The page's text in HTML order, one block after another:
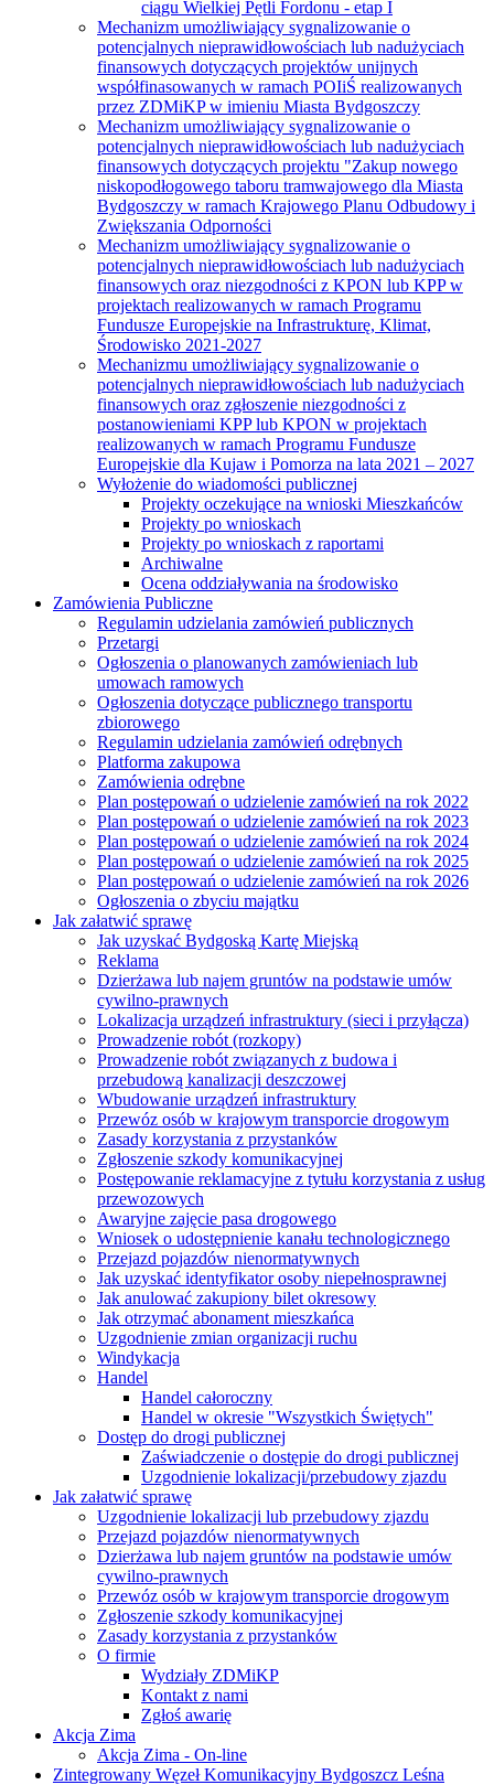
ciągu Wielkiej Pętli Fordonu - etap I
Mechanizm umożliwiający sygnalizowanie o
potencjalnych nieprawidłowościach lub nadużyciach
finansowych dotyczących projektów unijnych
współfinasowanych w ramach POIiŚ realizowanych
przez ZDMiKP w imieniu Miasta Bydgoszczy
Mechanizm umożliwiający sygnalizowanie o
potencjalnych nieprawidłowościach lub nadużyciach
finansowych dotyczących projektu "Zakup nowego
niskopodłogowego taboru tramwajowego dla Miasta
Bydgoszczy w ramach Krajowego Planu Odbudowy i
Zwiększania Odporności
Mechanizm umożliwiający sygnalizowanie o
potencjalnych nieprawidłowościach lub nadużyciach
finansowych oraz niezgodności z KPON lub KPP w
projektach realizowanych w ramach Programu
Fundusze Europejskie na Infrastrukturę, Klimat,
Środowisko 2021-2027
Mechanizmu umożliwiający sygnalizowanie o
potencjalnych nieprawidłowościach lub nadużyciach
finansowych oraz zgłoszenie niezgodności z
postanowieniami KPP lub KPON w projektach
realizowanych w ramach Programu Fundusze
Europejskie dla Kujaw i Pomorza na lata 2021 – 2027
Wyłożenie do wiadomości publicznej
Projekty oczekujące na wnioski Mieszkańców
Projekty po wnioskach
Projekty po wnioskach z raportami
Archiwalne
Ocena oddziaływania na środowisko
Zamówienia Publiczne
Regulamin udzielania zamówień publicznych
Przetargi
Ogłoszenia o planowanych zamówieniach lub
umowach ramowych
Ogłoszenia dotyczące publicznego transportu
zbiorowego
Regulamin udzielania zamówień odrębnych
Platforma zakupowa
Zamówienia odrębne
Plan postępowań o udzielenie zamówień na rok 2022
Plan postępowań o udzielenie zamówień na rok 2023
Plan postępowań o udzielenie zamówień na rok 2024
Plan postępowań o udzielenie zamówień na rok 2025
Plan postępowań o udzielenie zamówień na rok 2026
Ogłoszenia o zbyciu majątku
Jak załatwić sprawę
Jak uzyskać Bydgoską Kartę Miejską
Reklama
Dzierżawa lub najem gruntów na podstawie umów
cywilno-prawnych
Lokalizacja urządzeń infrastruktury (sieci i przyłącza)
Prowadzenie robót (rozkopy)
Prowadzenie robót związanych z budowa i
przebudową kanalizacji deszczowej
Wbudowanie urządzeń infrastruktury
Przewóz osób w krajowym transporcie drogowym
Zasady korzystania z przystanków
Zgłoszenie szkody komunikacyjnej
Postępowanie reklamacyjne z tytułu korzystania z usług
przewozowych
Awaryjne zajęcie pasa drogowego
Wniosek o udostępnienie kanału technologicznego
Przejazd pojazdów nienormatywnych
Jak uzyskać identyfikator osoby niepełnosprawnej
Jak anulować zakupiony bilet okresowy
Jak otrzymać abonament mieszkańca
Uzgodnienie zmian organizacji ruchu
Windykacja
Handel
Handel całoroczny
Handel w okresie "Wszystkich Świętych"
Dostęp do drogi publicznej
Zaświadczenie o dostępie do drogi publicznej
Uzgodnienie lokalizacji/przebudowy zjazdu
Jak załatwić sprawę
Uzgodnienie lokalizacji lub przebudowy zjazdu
Przejazd pojazdów nienormatywnych
Dzierżawa lub najem gruntów na podstawie umów
cywilno-prawnych
Przewóz osób w krajowym transporcie drogowym
Zgłoszenie szkody komunikacyjnej
Zasady korzystania z przystanków
O firmie
Wydziały ZDMiKP
Kontakt z nami
Zgłoś awarię
Akcja Zima
Akcja Zima - On-line
Zintegrowany Węzeł Komunikacyjny Bydgoszcz Leśna